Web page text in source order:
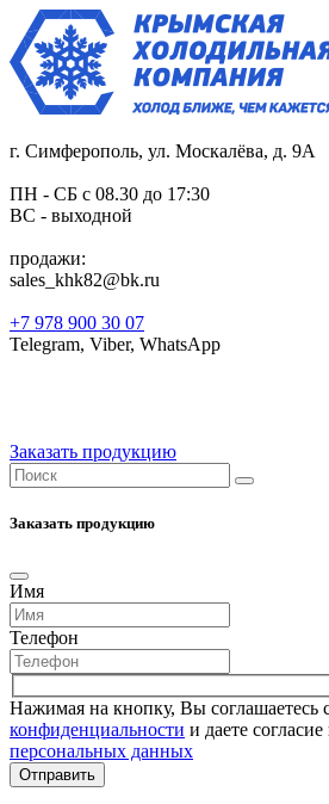
г. Симферополь, ул. Москалёва, д. 9А
ПН - СБ с 08.30 до 17:30
ВС - выходной
продажи:
sales_khk82@bk.ru
+7 978 900 30 07
Telegram, Viber, WhatsApp
Заказать продукцию
Заказать продукцию
Имя
Телефон
Нажимая на кнопку, Вы соглашаетесь
конфиденциальности и даете согласие
персональных данных
Отправить